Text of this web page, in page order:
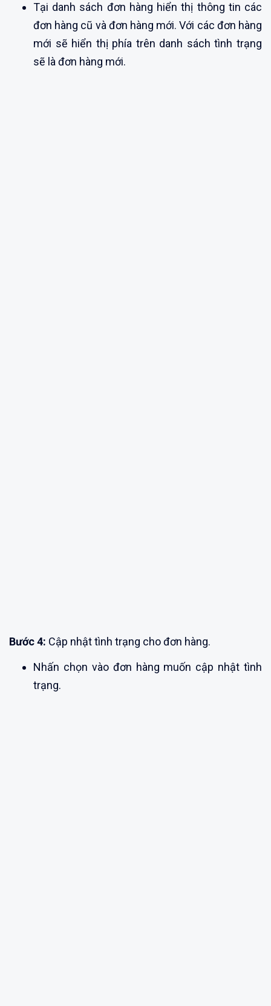
Tại danh sách đơn hàng hiển thị thông tin các
đơn hàng cũ và đơn hàng mới. Với các đơn hàng
mới sẽ hiển thị phía trên danh sách tình trạng
sẽ là đơn hàng mới.
Bước 4: Cập nhật tình trạng cho đơn hàng.
Nhấn chọn vào đơn hàng muốn cập nhật tình
trạng.